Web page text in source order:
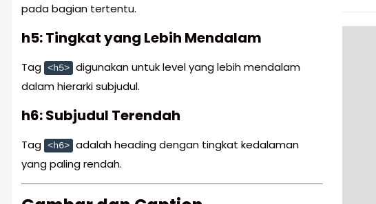
pada bagian tertentu.
h5: Tingkat yang Lebih Mendalam
Tag <h5> digunakan untuk level yang lebih mendalam
dalam hierarki subjudul.
h6: Subjudul Terendah
Tag <h6> adalah heading dengan tingkat kedalaman
yang paling rendah.